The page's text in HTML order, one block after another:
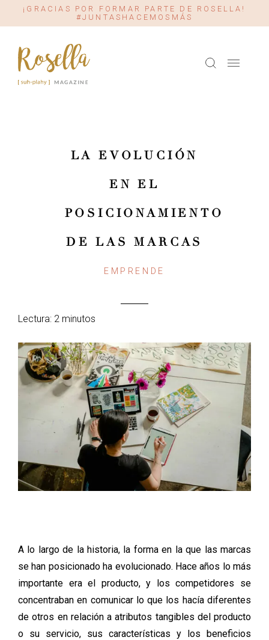
¡GRACIAS POR FORMAR PARTE DE ROSELLA!
#JUNTASHACEMOSMÁS
LA EVOLUCIÓN
EN EL
POSICIONAMIENTO
DE LAS MARCAS
EMPRENDE
Lectura: 2 minutos
A lo largo de la historia, la forma en la que las marcas
se han posicionado ha evolucionado. Hace años lo más
importante era el producto, y los competidores se
concentraban en comunicar lo que los hacía diferentes
de otros en relación a atributos tangibles del producto
o su servicio, sus características y los beneficios